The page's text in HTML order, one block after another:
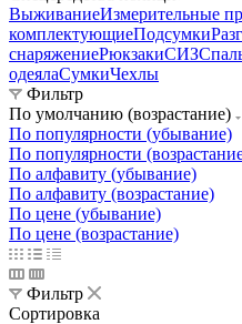
ВыживаниеИзмерительные
комплектующиеПодсумки
снаряжениеРюкзакиСИЗ
одеялаСумкиЧехлы
Фильтр
По умолчанию (возрастание)
По популярности (убывание)
По популярности
По алфавиту (убывание)
По алфавиту (возрастание)
По цене (убывание)
По цене (возрастание)
Фильтр
Сортировка